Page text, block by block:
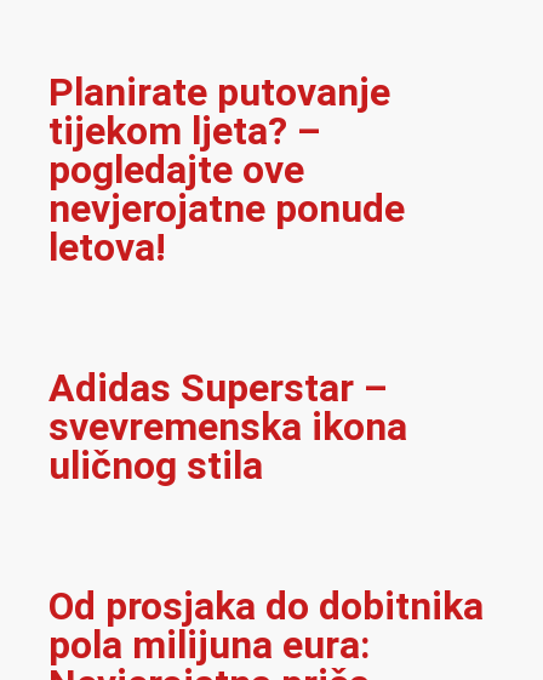
Planirate putovanje
tijekom ljeta? –
pogledajte ove
nevjerojatne ponude
letova!
Adidas Superstar –
svevremenska ikona
uličnog stila
Od prosjaka do dobitnika
pola milijuna eura: